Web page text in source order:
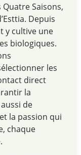
Quatre Saisons,
Depuis
y cultive une
biologiques.
les
direct
la
de
la passion qui
chaque